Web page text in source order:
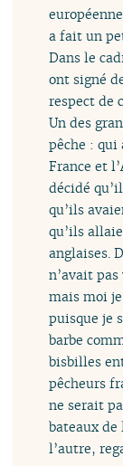
a fait un
Dans le
ont signé
respect de
Un des
pêche : qui
France et
décidé
qu’ils
qu’ils
anglaises.
n’avait
mais moi
puisque je
barbe
bisbilles
pêcheurs
ne serait
bateaux de
l’autre,